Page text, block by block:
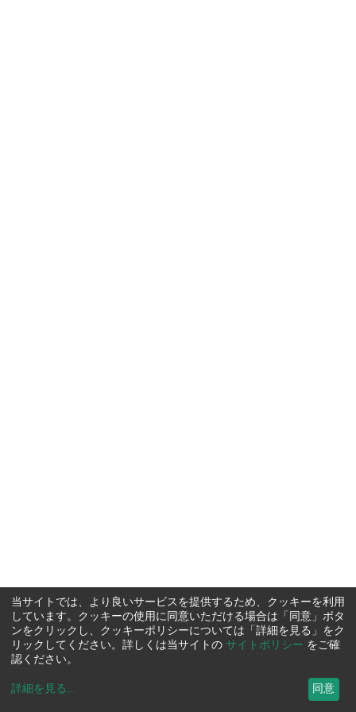
当サイトでは、より良いサービスを提供するため、クッキーを利用
しています。クッキーの使用に同意いただける場合は「同意」ボタ
ンをクリックし、クッキーポリシーについては「詳細を見る」をク
リックしてください。詳しくは当サイトの サイトポリシー をご確
認ください。
詳細を見る ... 同意